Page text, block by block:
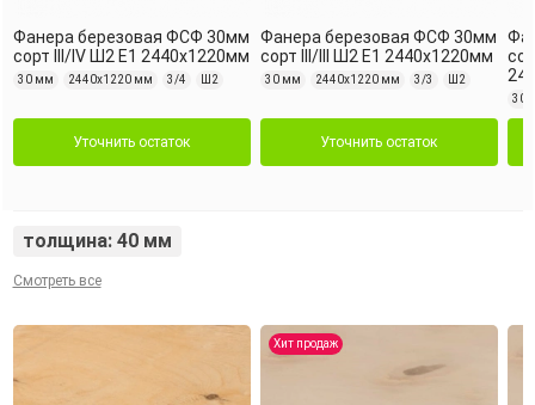
Фанера березовая ФСФ 30мм
сорт III/IV Ш2 Е1 2440х1220мм
30 мм 2440х1220 мм 3/4 Ш2
Уточнить остаток
Фанера березовая ФСФ 30мм
сорт III/III Ш2 Е1 2440х1220мм
30 мм 2440х1220 мм 3/3 Ш2
Уточнить остаток
30
толщина: 40 мм
Смотреть все
Хит продаж